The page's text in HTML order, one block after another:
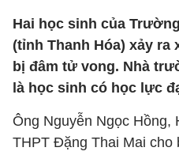
Hai học sinh của
(tỉnh Thanh Hóa) xảy ra
bị đâm tử vong. Nhà
là học sinh có học lực
Ông Nguyễn Ngọc
THPT Đặng Thai Mai